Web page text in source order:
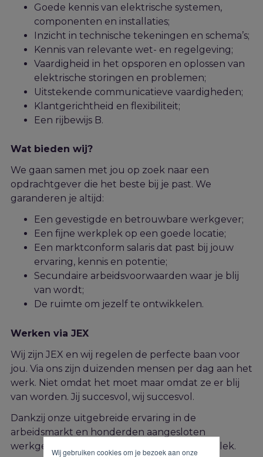
Wij gebruiken cookies om je bezoek aan onze
Goede kennis van elektrische systemen,
componenten en installaties;
Inzicht in technische tekeningen en schema’s;
Kennis van relevante wet- en regelgeving;
Vaardigheid in het opsporen en oplossen van
elektrische storingen en problemen;
Uitstekende communicatieve vaardigheden;
Klantgerichtheid en flexibiliteit;
Een rijbewijs B.
Wat bieden wij?
We gaan samen met jou op zoek naar een
opdrachtgever die het beste bij je past. We
garanderen je altijd:
Een gevestigde en betrouwbare werkgever;
Een fijne werkplek op een goede locatie;
Een marktconform salaris dat past bij jouw
ervaring, kennis en potentie;
Secundaire arbeidsvoorwaarden waar je blij
van wordt;
De ruimte om jezelf te ontwikkelen.
Werken via JEX
Wij zijn JEX en wij regelen de perfecte baan voor
jou. Via ons zijn duizenden mensen per dag aan het
werk. Niet omdat het moet maar omdat ze er blij
van worden. Jij succesvol, wij succesvol.
Dankzij onze uitgebreide ervaring in de
arbeidsmarkt en honderden aangesloten
werkgevers zit jij straks precies op de juiste plek.